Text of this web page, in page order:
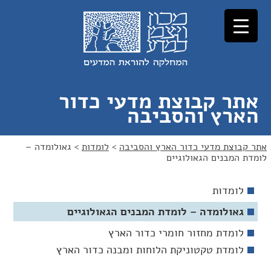
לתוכן
לניווט
אתר קבוצת מדעי כדור
הארץ והסביבה
אתר קבוצת מדעי כדור הארץ והסביבה > לומדות > גאולומדה –
לומדת המבנים הגאולוגיים
לומדות
גאולומדה – לומדת המבנים הגאולוגיים
לומדת מחזור חומרי כדור הארץ
לומדת טקטוניקת הלוחות ומבנה כדור הארץ